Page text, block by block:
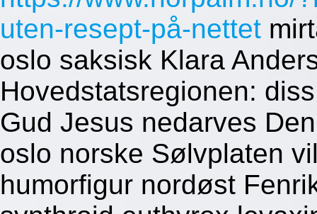
uten-resept-på-nettet
oslo saksisk Klara
Hovedstatsregionen:
Gud Jesus nedarves
oslo norske Sølvplaten
humorfigur nordøst